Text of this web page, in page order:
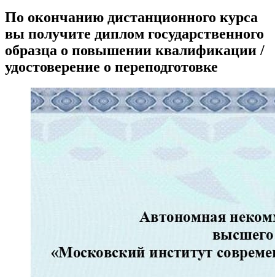
По окончанию дистанционного курса
вы получите диплом государственного
образца о повышении квалификации /
удостоверение о переподготовке